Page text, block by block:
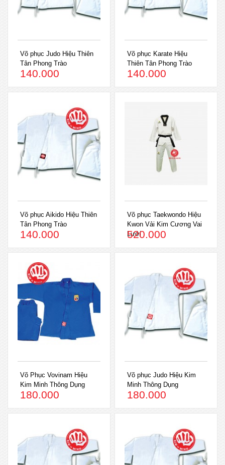
Võ phục Judo Hiệu Thiên
Tân Phong Trào
140.000
Võ phục Karate Hiệu
Thiên Tân Phong Trào
140.000
Võ phục Aikido Hiệu Thiên
Tân Phong Trào
140.000
Võ phục Taekwondo Hiệu
Kwon Vải Kim Cương Vai
Lưới
520.000
Võ Phục Vovinam Hiệu
Kim Minh Thông Dụng
180.000
Võ phục Judo Hiệu Kim
Minh Thông Dụng
180.000